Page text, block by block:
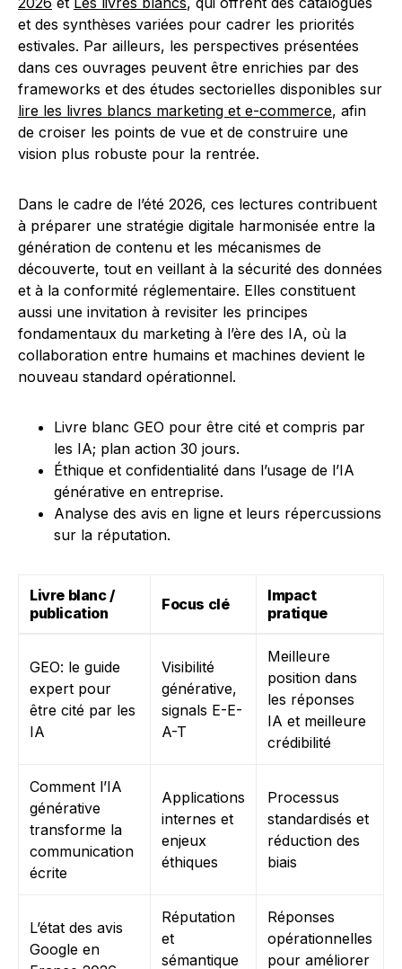
et des synthèses variées pour cadrer les priorités
estivales. Par ailleurs, les perspectives présentées
dans ces ouvrages peuvent être enrichies par des
frameworks et des études sectorielles disponibles sur
lire les livres blancs marketing et e-commerce, afin
de croiser les points de vue et de construire une
vision plus robuste pour la rentrée.
Dans le cadre de l’été 2026, ces lectures contribuent
à préparer une stratégie digitale harmonisée entre la
génération de contenu et les mécanismes de
découverte, tout en veillant à la sécurité des données
et à la conformité réglementaire. Elles constituent
aussi une invitation à revisiter les principes
fondamentaux du marketing à l’ère des IA, où la
collaboration entre humains et machines devient le
nouveau standard opérationnel.
Livre blanc GEO pour être cité et compris par
les IA; plan action 30 jours.
Éthique et confidentialité dans l’usage de l’IA
générative en entreprise.
Analyse des avis en ligne et leurs répercussions
sur la réputation.
Livre blanc /
publication
Focus clé
Impact
pratique
GEO: le guide
expert pour
être cité par les
IA
Visibilité
générative,
signals E-E-
A-T
Meilleure
position dans
les réponses
IA et meilleure
crédibilité
Comment l’IA
générative
transforme la
communication
écrite
Applications
internes et
enjeux
éthiques
Processus
standardisés et
réduction des
biais
L’état des avis
Google en
Réputation
et
sémantique
Réponses
opérationnelles
pour améliorer